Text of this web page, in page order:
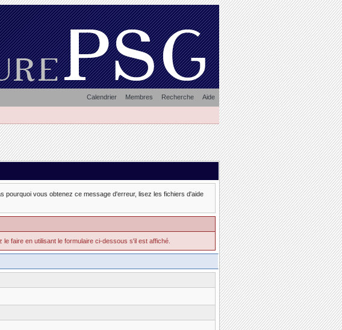
Aide
Recherche
Membres
Calendrier
pourquoi vous obtenez ce message d'erreur, lisez les fichiers d'aide
faire en utilisant le formulaire ci-dessous s'il est affiché.